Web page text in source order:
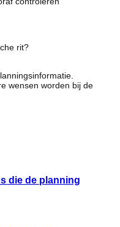
rit?
wensen worden bij de
die de planning